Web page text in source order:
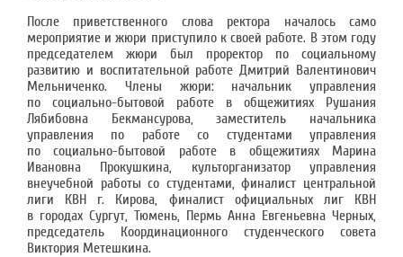
После приветственного слова ректора началось само
мероприятие и жюри приступило к своей работе. В этом году
председателем жюри был проректор по социальному
развитию и воспитательной работе Дмитрий Валентинович
Мельниченко. Члены жюри: начальник управления
по социально-бытовой работе в общежитиях Рушания
Лябибовна Бекмансурова, заместитель начальника
управления по работе со студентами управления
по социально-бытовой работе в общежитиях Марина
Ивановна Прокушкина, культорганизатор управления
внеучебной работы со студентами, финалист центральной
лиги КВН г. Кирова, финалист официальных лиг КВН
в городах Сургут, Тюмень, Пермь Анна Евгеньевна Черных,
председатель Координационного студенческого совета
Виктория Метешкина.